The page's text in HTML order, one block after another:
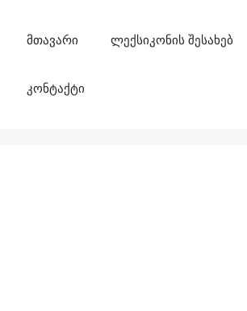
მთავარი ლექსიკონის შესახებ
კონტაქტი